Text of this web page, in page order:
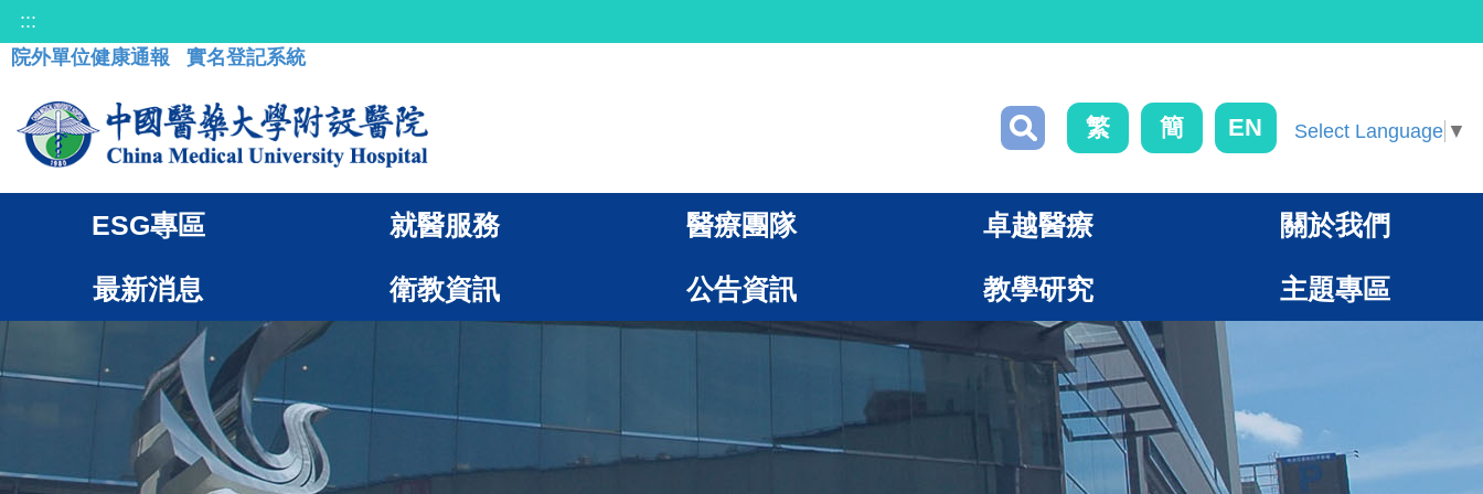
:::
院外單位健康通報
實名登記系統
繁 簡 EN Select Language ▼
ESG專區 就醫服務 醫療團隊 卓越醫療 關於我們
最新消息 衛教資訊 公告資訊 教學研究 主題專區